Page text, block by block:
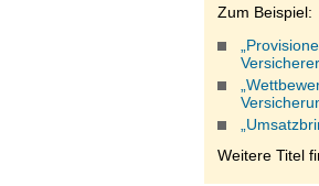
Zum Beispiel:
Weitere Titel